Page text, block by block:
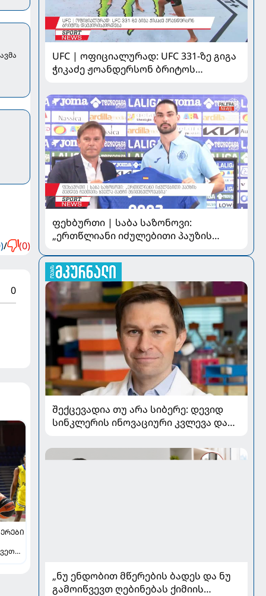
/ (0)
0
-
UFC | ოფიციალურად: UFC 331-ზე გიგა
ჭიკაძე ჟოანდერსონ ბრიტოს
ფეხბურთი | საბა საზონოვი:
„ერთწლიანი იძულებითი პაუზის
მნიშვნელოვანია“
შექცევადია თუ არა სიბერე: დევიდ
სინკლერის ინოვაციური კვლევა და
„ნუ ენდობით მწერების ბადეს და ნუ
გამოიწვევთ ღებინებას ქიმიის